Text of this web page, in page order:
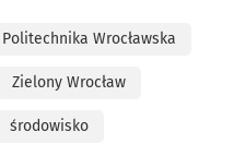
Politechnika Wrocławska
Zielony Wrocław
środowisko